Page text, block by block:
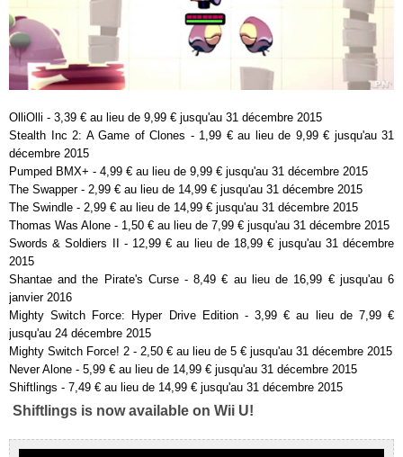
OlliOlli - 3,39 € au lieu de 9,99 € jusqu'au 31 décembre 2015
Stealth Inc 2: A Game of Clones - 1,99 € au lieu de 9,99 € jusqu'au 31
décembre 2015
Pumped BMX+ - 4,99 € au lieu de 9,99 € jusqu'au 31 décembre 2015
The Swapper - 2,99 € au lieu de 14,99 € jusqu'au 31 décembre 2015
The Swindle - 2,99 € au lieu de 14,99 € jusqu'au 31 décembre 2015
Thomas Was Alone - 1,50 € au lieu de 7,99 € jusqu'au 31 décembre 2015
Swords & Soldiers II - 12,99 € au lieu de 18,99 € jusqu'au 31 décembre
2015
Shantae and the Pirate's Curse - 8,49 € au lieu de 16,99 € jusqu'au 6
janvier 2016
Mighty Switch Force: Hyper Drive Edition - 3,99 € au lieu de 7,99 €
jusqu'au 24 décembre 2015
Mighty Switch Force! 2 - 2,50 € au lieu de 5 € jusqu'au 31 décembre 2015
Never Alone - 5,99 € au lieu de 14,99 € jusqu'au 31 décembre 2015
Shiftlings - 7,49 € au lieu de 14,99 € jusqu'au 31 décembre 2015
Shiftlings is now available on Wii U!